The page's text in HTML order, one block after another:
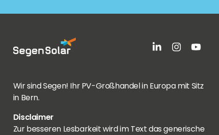
Wir sind Segen! Ihr PV-Großhandel in Europa mit Sitz
in Bern.
Disclaimer
Zur besseren Lesbarkeit wird im Text das generische